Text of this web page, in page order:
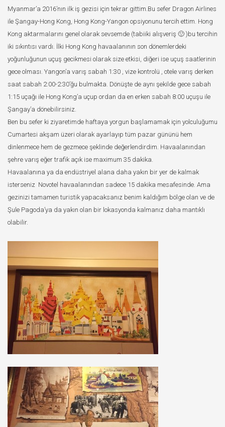
Myanmar’a 2016’nın ilk iş gezisi için tekrar gittim.Bu sefer Dragon Airlines
ile Şangay-Hong Kong, Hong Kong-Yangon opsiyonunu tercih ettim. Hong
Kong aktarmalarını genel olarak sevsemde (tabiiki alışveriş 🙂 )bu tercihin
iki sıkıntısı vardı. İlki Hong Kong havaalanının son dönemlerdeki
yoğunluğunun uçuş gecikmesi olarak size etkisi, diğeri ise uçuş saatlerinin
gece olması. Yangon’a varış sabah 1:30 , vize kontrolü , otele varış derken
saat sabah 2:00-2:30’ğu bulmakta. Dönüşte de aynı şekilde gece sabah
1:15 uçağı ile Hong Kong’a uçup ordan da en erken sabah 8:00 uçuşu ile
Şangay’a dönebilirsiniz.
Ben bu sefer ki ziyaretimde haftaya yorgun başlamamak için yolculuğumu
Cumartesi akşam üzeri olarak ayarlayıp tüm pazar gününü hem
dinlenmece hem de gezmece şeklinde değerlendirdim. Havaalanından
şehre varış eğer trafik açık ise maximum 35 dakika.
Havaalanına ya da endüstriyel alana daha yakın bir yer de kalmak
isterseniz Novotel havaalanından sadece 15 dakika mesafesinde. Ama
gezinizi tamamen turistik yapacaksanız benim kaldığım bölge olan ve de
Şule Pagoda’ya da yakın olan bir lokasyonda kalmanız daha mantıklı
olabilir.